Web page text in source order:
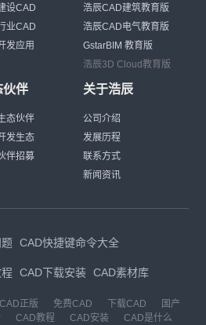
设CAD
业CAD
发应用
浩辰CAD建筑教育版
浩辰CAD电气教育版
GstarBIM 教育版
浩辰3D Cloud教育版
伙伴
态伙伴
发生态
伴招募
关于浩辰
公司介绍
发展历程
联系方式
新闻资讯
CAD快捷键命令大全
CAD下载安装 CAD素材库
CAD正版 免费CAD 下载CAD
国产
CAD教程 CAD安装
CAD是什么